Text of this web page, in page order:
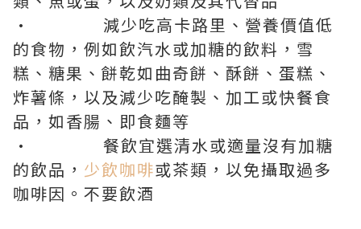
• 減少吃高卡路里、營養價值低
的食物，例如飲汽水或加糖的飲料，雪
糕、糖果、餅乾如曲奇餅、酥餅、蛋糕、
炸薯條，以及減少吃醃製、加工或快餐食
品，如香腸、即食麵等
• 餐飲宜選清水或適量沒有加糖
的飲品， 少飲咖啡或茶類，以免攝取過多
咖啡因。不要飲酒